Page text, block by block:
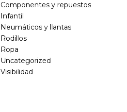
Componentes y repuestos
Infantil
Neumáticos y llantas
Rodillos
Ropa
Uncategorized
Visibilidad